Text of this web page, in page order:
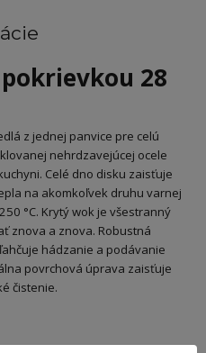
28
z jednej panvice pre celú
nehrdzavejúcej ocele
Celé dno disku zaisťuje
na akomkoľvek druhu varnej
°C. Krytý wok je všestranný
znova a znova. Robustná
hádzanie a podávanie
povrchová úprava zaisťuje
čistenie.